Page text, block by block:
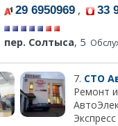
29 6950969 , 33
пер. Солтыса, 5
7. СТО
Ремонт